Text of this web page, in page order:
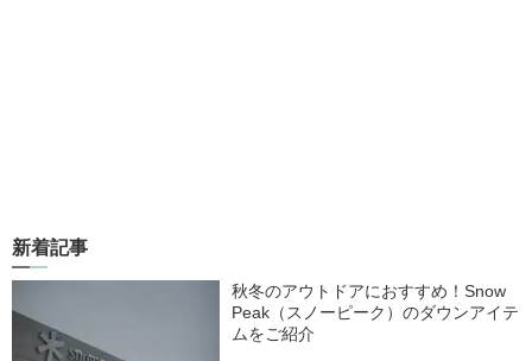
新着記事
秋冬のアウトドアにおすすめ！Snow
Peak（スノーピーク）のダウンアイテ
ムをご紹介